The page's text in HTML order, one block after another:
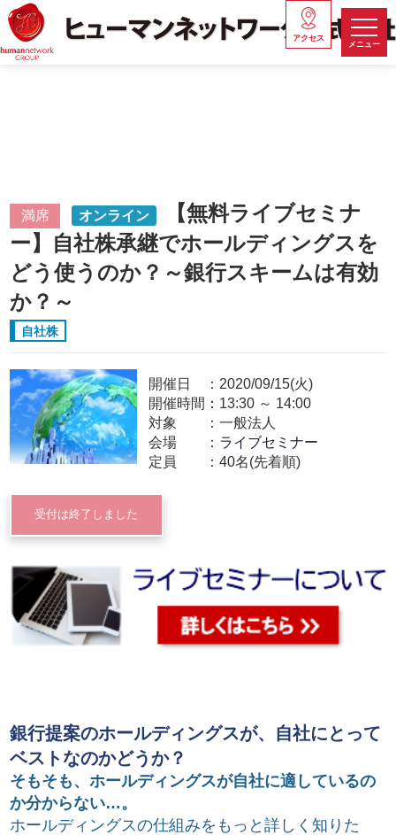
メニュー
アクセス
満席 オンライン
【無料ライブセミナ
ー】自社株承継でホールディングスを
どう使うのか？～銀行スキームは有効
か？～
自社株
開催日
2020/09/15(火)
開催時間： 13:30～ 14:00
対象
一般法人
会場
ライブセミナー
定員
40名(先着順)
受付は終了しました
銀行提案のホールディングスが、自社にとって
ベストなのかどうか？
そもそも、ホールディングスが自社に適しているの
か分からない…。
ホールディングスの仕組みをもっと詳しく知りた